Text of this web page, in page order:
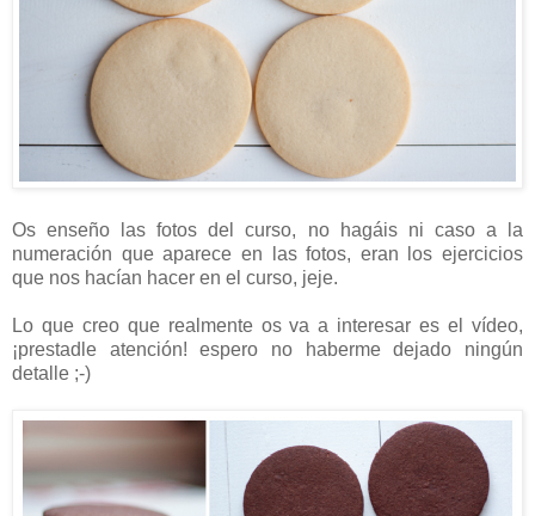
Os enseño las fotos del curso, no hagáis ni caso a la
numeración que aparece en las fotos, eran los ejercicios
que nos hacían hacer en el curso, jeje.
Lo que creo que realmente os va a interesar es el vídeo,
¡prestadle atención! espero no haberme dejado ningún
detalle ;-)